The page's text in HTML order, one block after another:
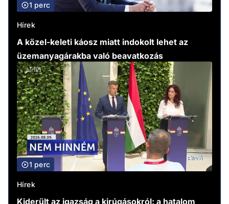
1 perc
Hírek
A közel-keleti káosz miatt indokolt lehet az
üzemanyagárakba való beavatkozás
1 perc
Hírek
Kiderült az igazság a kirúgásokról: a hatalom